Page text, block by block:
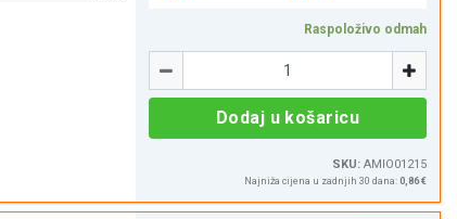
Raspoloživo odmah
-
Količina
+
Dodaj u košaricu
SKU:AMIO01215
Najniža cijena u zadnjih 30 dana: 0,86 €